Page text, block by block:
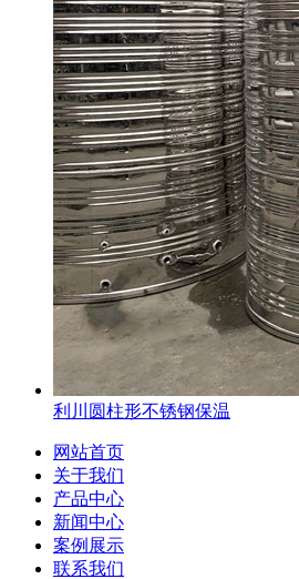
利川圆柱形不锈钢保温
网站首页
关于我们
产品中心
新闻中心
案例展示
联系我们